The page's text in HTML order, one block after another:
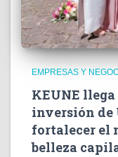
EMPRESAS Y
KEUNE
inversión de
fortalecer el
belleza